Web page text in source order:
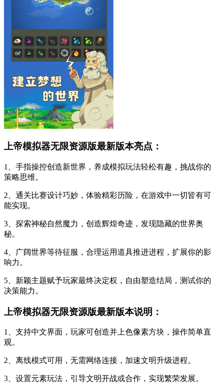
上帝模拟器无限资源版最新版本亮点：
1、手指操控创造新世界，养成模拟玩法轻松有趣，挑战你的
策略思维。
2、通关比赛设计巧妙，体验精彩历险，在游戏中一切皆有可
能实现。
3、探索神秘自然魔力，创造辉煌奇迹，发现隐藏的世界奥
秘。
4、广阔世界等待征服，合理运用道具推进进程，扩展你的影
响力。
5、新颖主题赋予玩家最终决定权，自由塑造结局，测试你的
决策能力。
上帝模拟器无限资源版最新版本说明：
1、支持中文界面，玩家可创造并上色像素方块，操作简单直
观。
2、离线模式可用，无需网络连接，加速文明升级进程。
3、设置元素玩法，引导文明开战或合作，实现繁荣发展。